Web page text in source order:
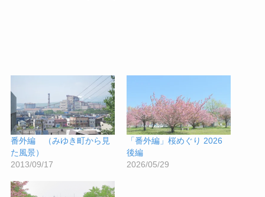
番外編 （みゆき町から見
た風景）
2013/09/17
「番外編」桜めぐり 2026
後編
2026/05/29